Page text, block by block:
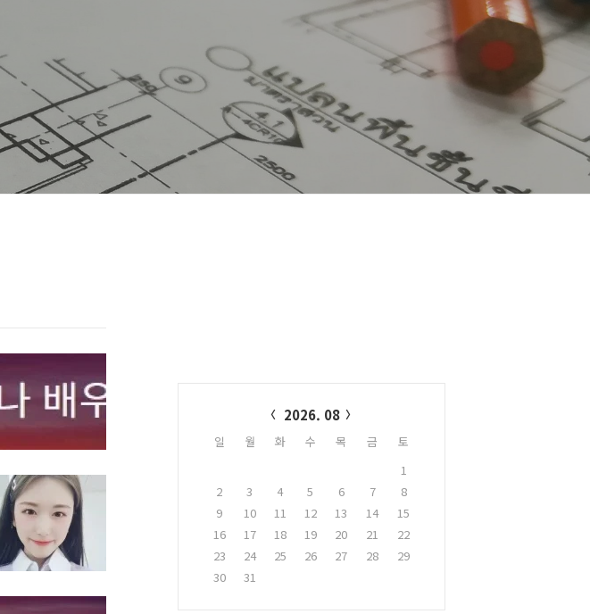
2026. 08
일 월 화 수 목 금
토
1
2
3 4 5 6 7
8
9
10 11 12 13 14
15
16
17 18 19 20 21
22
23
24 25 26 27 28
29
30
31